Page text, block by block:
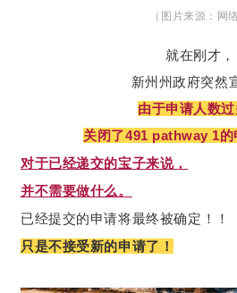
（图片来源：网络
就在刚才，
新州州政府突然
由于申请人数过
关闭了491 pathway 1的
对于已经递交的宝子来说，
并不需要做什么。
已经提交的申请将最终被确定！！
只是不接受新的申请了！